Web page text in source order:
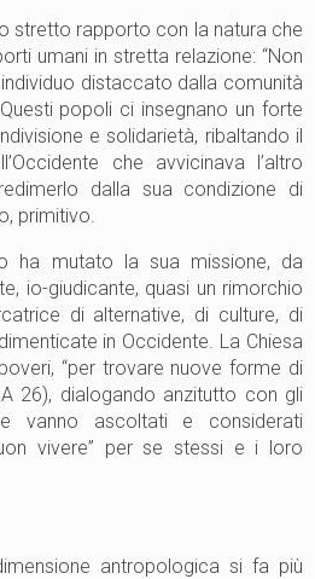
stretto rapporto con la natura che
umani in stretta relazione: “Non
individuo distaccato dalla comunità
popoli ci insegnano un forte
e solidarietà, ribaltando il
che avvicinava l’altro
dalla sua condizione di
primitivo.
ha mutato la sua missione, da
io-giudicante, quasi un rimorchio
di alternative, di culture, di
in Occidente. La Chiesa
“per trovare nuove forme di
26), dialogando anzitutto con gli
vanno ascoltati e considerati
vivere” per se stessi e i loro
antropologica si fa più